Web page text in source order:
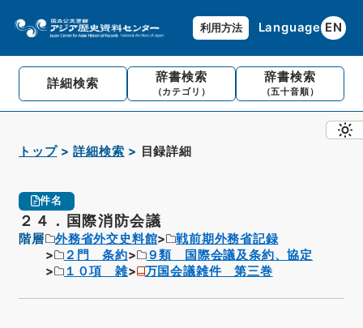
利用方法 Language EN
詳細検索 辞書検索
（カテゴリ）
辞書検索
（五十音順）
トップ 詳細検索 目録詳細
件名
２４．国際消防会議
階層 外務省外交史料館
戦前期外務省記録
２門 条約
９類 国際会議及条約、協定
１０項 雑
万国会議雑件 第三巻